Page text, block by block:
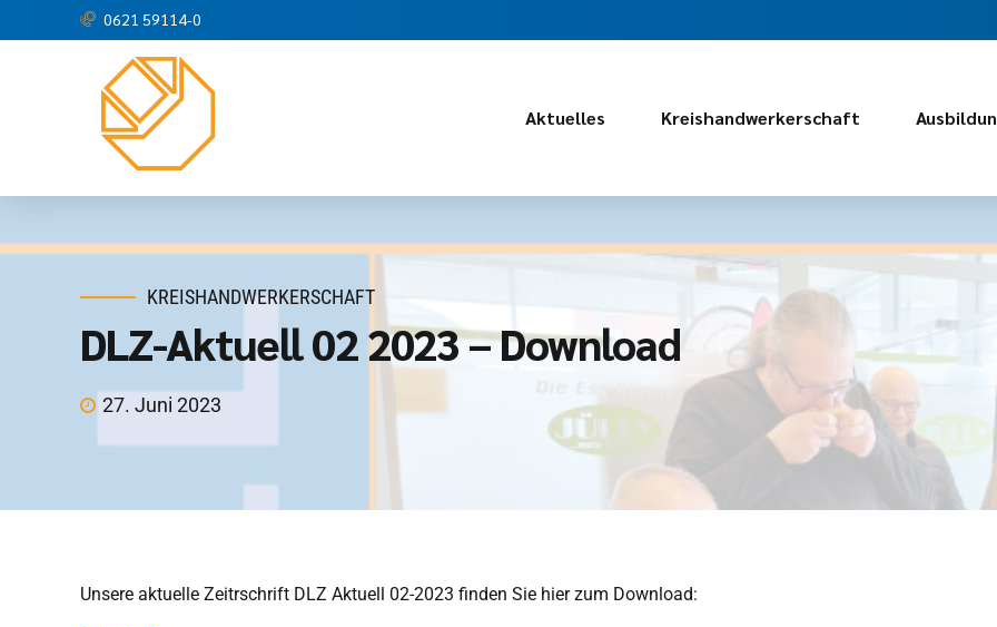
0621 59114-0
Aktuelles Kreishandwerkerschaft
KREISHANDWERKERSCHAFT
DLZ-Aktuell 02 2023 – Download
27. Juni 2023
Unsere aktuelle Zeitrschrift DLZ Aktuell 02-2023 finden Sie hier zum Download: